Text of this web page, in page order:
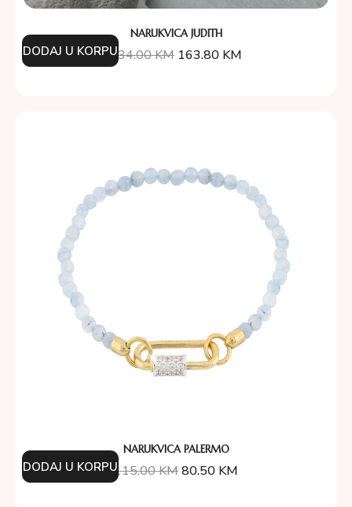
NARUKVICA JUDITH
234.00KM 163.80 KM
DODAJ U KORPU
NARUKVICA PALERMO
115.00KM80.50 KM
DODAJ U KORPU